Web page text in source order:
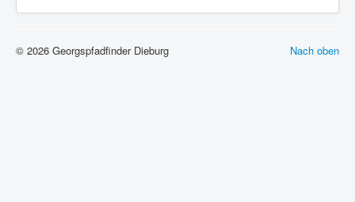
Nach oben
© 2026 Georgspfadfinder Dieburg